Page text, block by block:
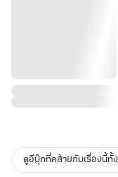
ดูอีบุ๊กที่คล้ายกับเรื่องนี้ทั้